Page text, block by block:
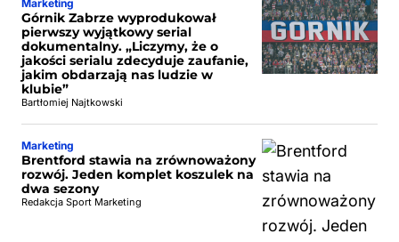
Marketing
Górnik Zabrze wyprodukował
pierwszy wyjątkowy serial
dokumentalny. „Liczymy, że o
jakości serialu zdecyduje zaufanie,
jakim obdarzają nas ludzie w
klubie”
Bartłomiej Najtkowski
Marketing
Brentford stawia na zrównoważony
rozwój. Jeden komplet koszulek na
dwa sezony
Redakcja Sport Marketing